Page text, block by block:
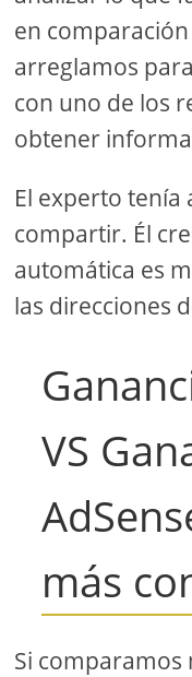
en
arreglamos
con uno de los
obtener
El experto tenía
compartir. Él
automática es
las direcciones
VS
más
Si comparamos